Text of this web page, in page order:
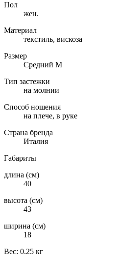
Пол
жен.
Материал
текстиль, вискоза
Размер
Средний M
Тип застежки
на молнии
Способ ношения
на плече, в руке
Страна бренда
Италия
Габариты
длина (см)
40
высота (см)
43
ширина (см)
18
Вес: 0.25 кг